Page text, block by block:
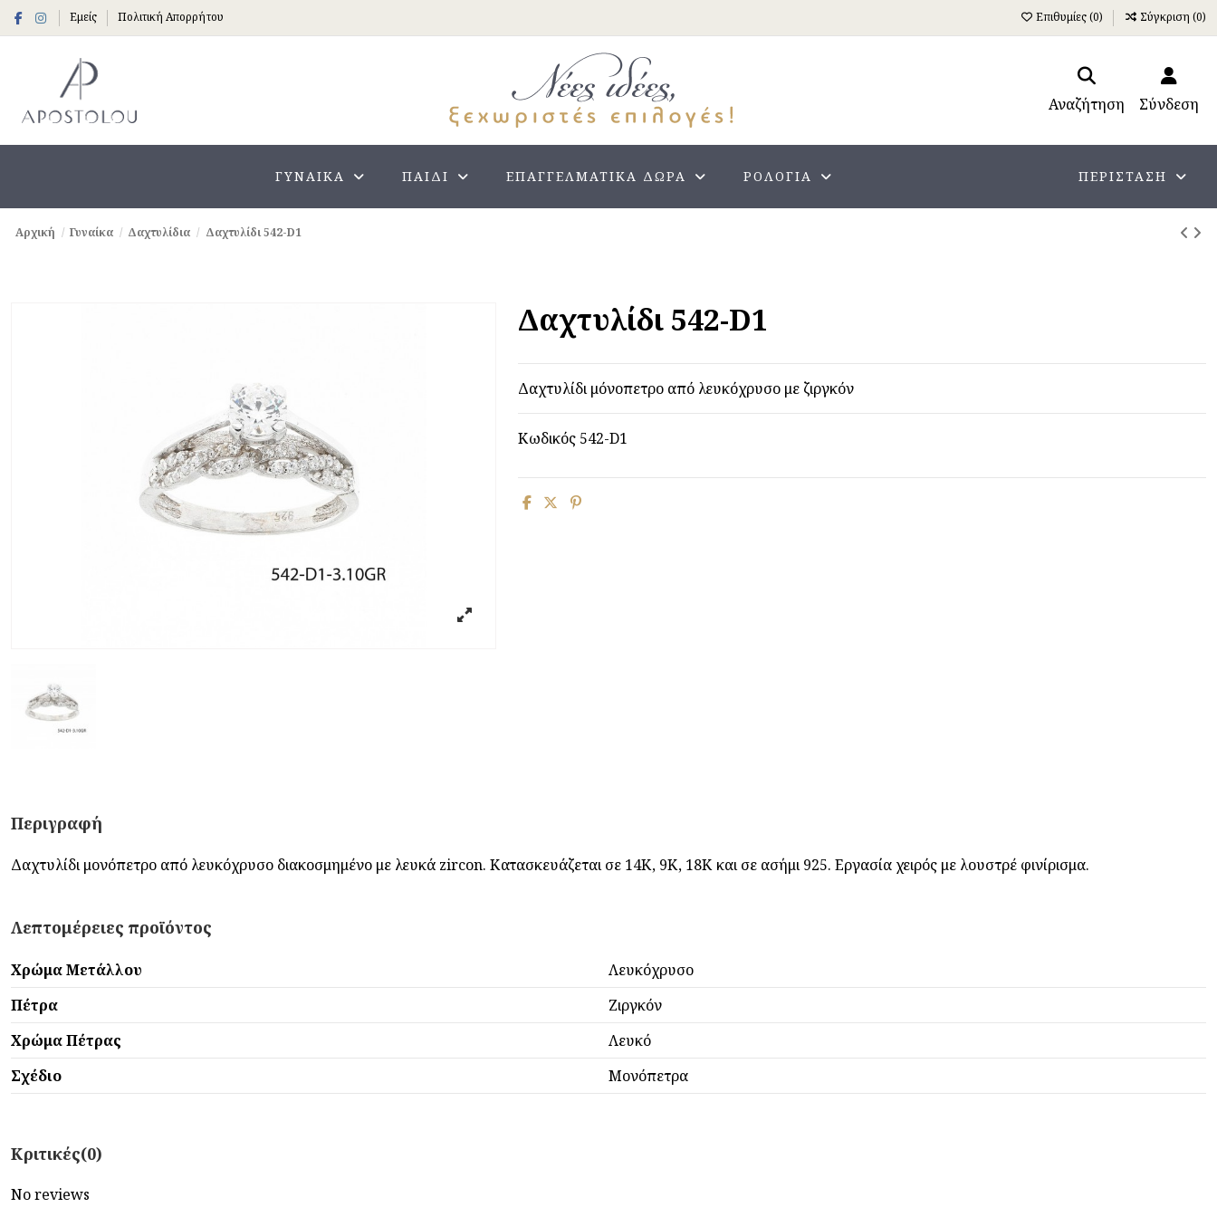
Εμείς Πολιτική Απορρήτου Επιθυμίες (0) Σύγκριση (0)
Αναζήτηση Σύνδεση
ΓΥΝΑΊΚΑ ΠΑΙΔΊ ΕΠΑΓΓΕΛΜΑΤΙΚΆ ΔΏΡΑ ΡΟΛΌΓΙΑ ΠΕΡΊΣΤΑΣΗ
Αρχική Γυναίκα Δαχτυλίδια Δαχτυλίδι 542-D1
Δαχτυλίδι 542-D1
Δαχτυλίδι μόνοπετρο από λευκόχρυσο με ζιργκόν
Κωδικός 542-D1
Περιγραφή
Δαχτυλίδι μονόπετρο από λευκόχρυσο διακοσμημένο με λευκά zircon. Κατασκευάζεται σε 14Κ, 9Κ, 18Κ και σε ασήμι 925. Εργασία χειρός με λουστρέ φινίρισμα.
Λεπτομέρειες προϊόντος
Χρώμα Μετάλλου
Λευκόχρυσο
Πέτρα
Ζιργκόν
Χρώμα Πέτρας
Λευκό
Σχέδιο
Μονόπετρα
Κριτικές(0)
No reviews